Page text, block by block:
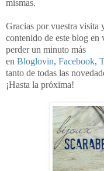
mismas.
Gracias por vuestra visita
contenido de este blog en
perder un minuto más
en Bloglovin, Facebook,
tanto de todas las
¡Hasta la próxima!